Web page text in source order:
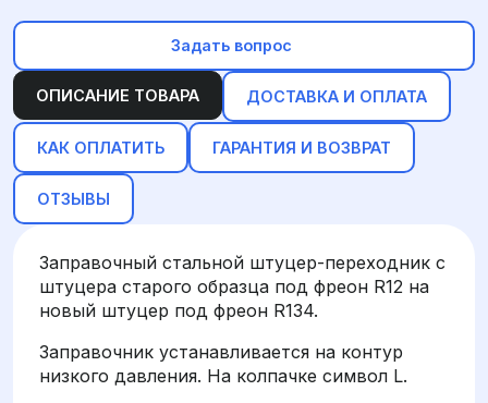
ОПИСАНИЕ ТОВАРА ДОСТАВКА И ОПЛАТА
КАК ОПЛАТИТЬ ГАРАНТИЯ И ВОЗВРАТ
ОТЗЫВЫ
Заправочный стальной штуцер-переходник с
штуцера старого образца под фреон R12 на
новый штуцер под фреон R134.
Заправочник устанавливается на контур
низкого давления. На колпачке символ L.
Задать вопрос